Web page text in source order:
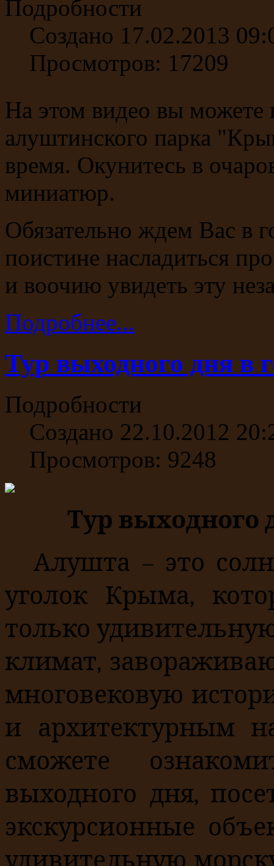
Подробности
Создано 17.02.2013
Просмотров: 17209
На этом видео вы можете
алуштинского парка
время. Окунитесь в
миниатюр.
Обязательно ждем Вас в
поистине насладиться
и воочию увидеть эту
Подробнее...
Тур выходного дня в
Подробности
Создано 22.10.2012
Просмотров: 9248
Тур выходного
Алушта – это
уголок Крыма,
только
климат,
многовековую
и архитектурным
сможете
выходного дня,
экскурсионные